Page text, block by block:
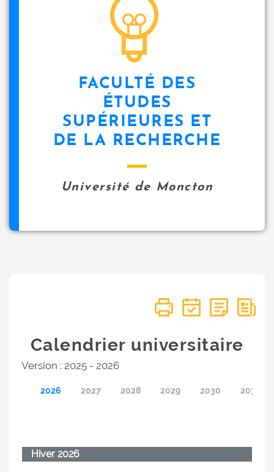
FACULTÉ DES
ÉTUDES
SUPÉRIEURES ET
DE LA RECHERCHE
Université de Moncton
Calendrier universitaire
Version : 2025 - 2026
2026 2027 2028 2029 2030 2031
Hiver 2026